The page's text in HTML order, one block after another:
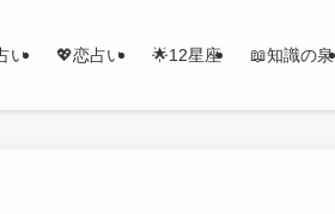
い 💖恋占い 🌟12星座 📖知識の泉